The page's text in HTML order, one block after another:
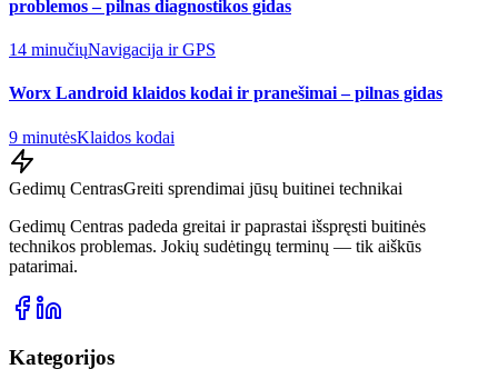
problemos – pilnas diagnostikos gidas
14 minučiųNavigacija ir GPS
Worx Landroid klaidos kodai ir pranešimai – pilnas gidas
9 minutėsKlaidos kodai
Gedimų CentrasGreiti sprendimai jūsų buitinei technikai
Gedimų Centras padeda greitai ir paprastai išspręsti buitinės
technikos problemas. Jokių sudėtingų terminų — tik aiškūs
patarimai.
Kategorijos